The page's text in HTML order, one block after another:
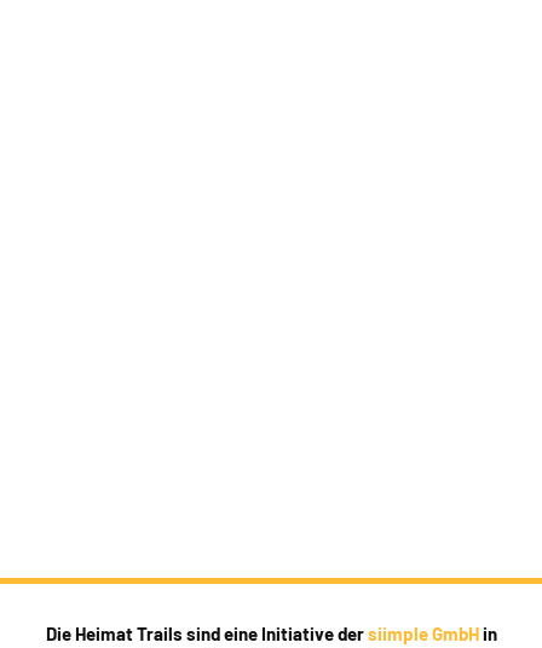
Die Heimat Trails sind eine Initiative dersiimple GmbHin